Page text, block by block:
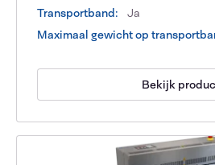
Transportband:
Ja
Maximaal gewicht op
Bekijk